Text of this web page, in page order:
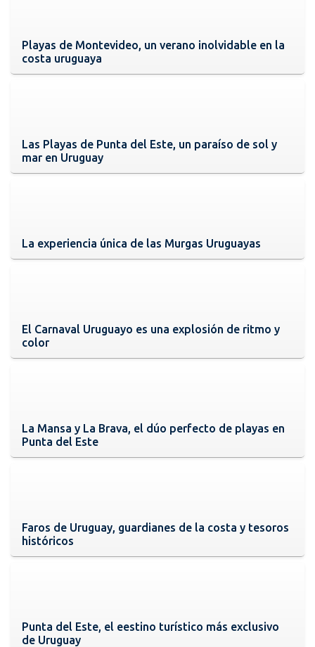
Playas de Montevideo, un verano inolvidable en la
costa uruguaya
Las Playas de Punta del Este, un paraíso de sol y
mar en Uruguay
La experiencia única de las Murgas Uruguayas
El Carnaval Uruguayo es una explosión de ritmo y
color
La Mansa y La Brava, el dúo perfecto de playas en
Punta del Este
Faros de Uruguay, guardianes de la costa y tesoros
históricos
Punta del Este, el eestino turístico más exclusivo
de Uruguay